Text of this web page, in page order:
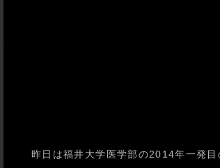
昨日は福井大学医学部の2014年一発目